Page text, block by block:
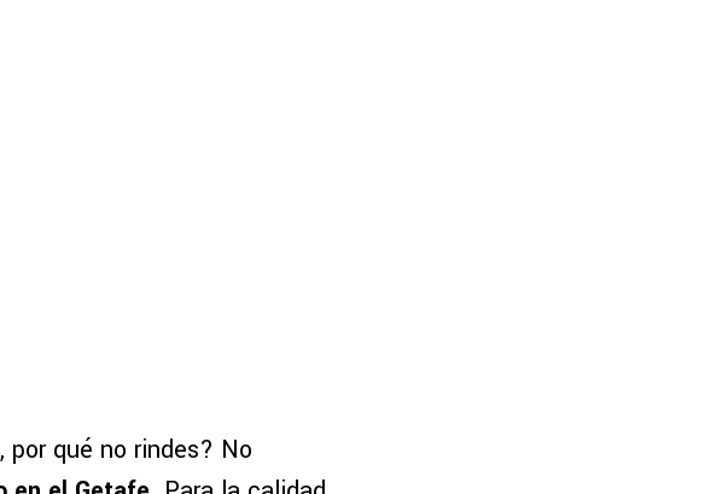
por qué no rindes? No